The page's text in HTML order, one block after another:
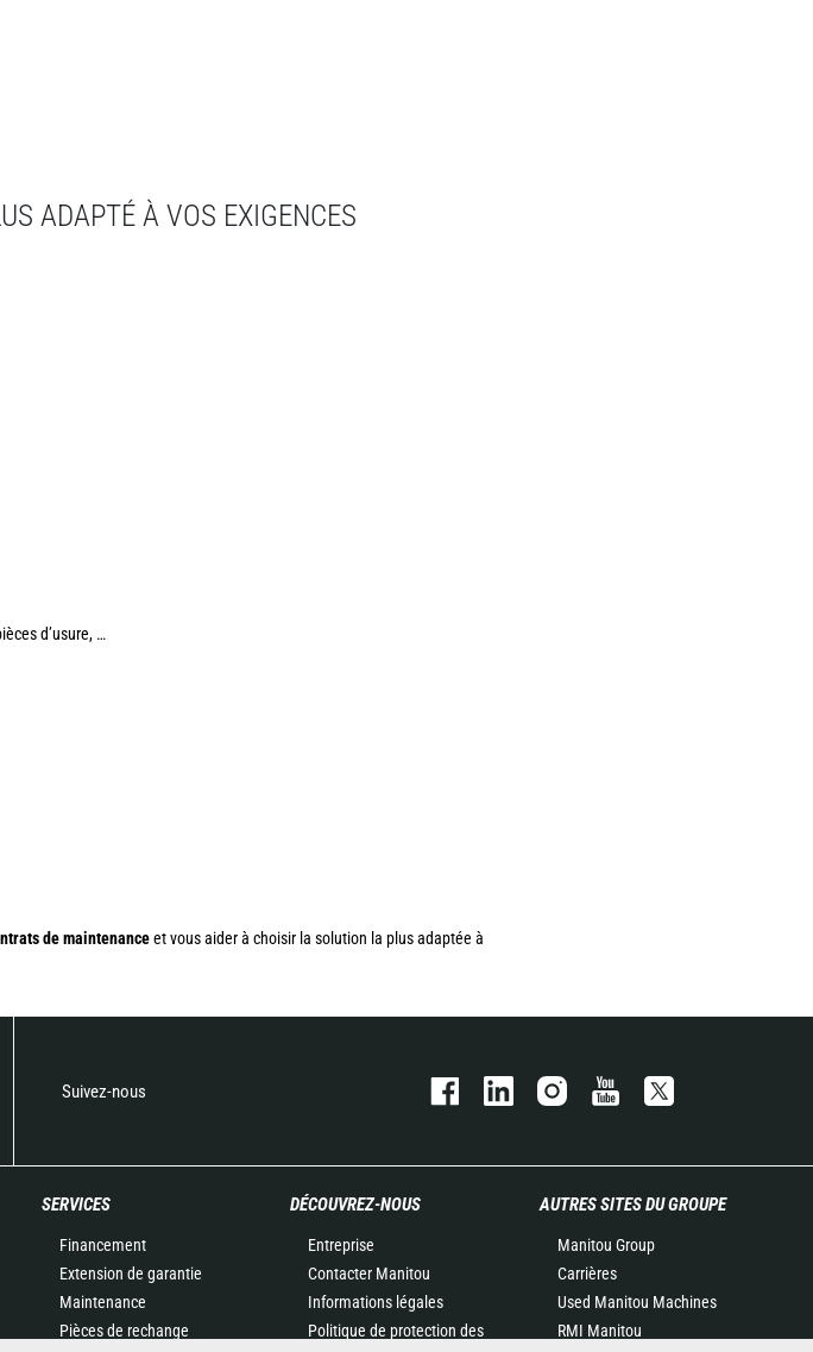
ADAPTÉ À VOS EXIGENCES
d’usure, …
de maintenanceet vous aider à choisir la solution la plus adaptée à
Suivez-nous
SERVICES
Financement
Extension de garantie
Maintenance
Pièces de rechange
DÉCOUVREZ-NOUS
Entreprise
Contacter Manitou
Informations légales
Politique de protection des
AUTRES SITES DU GROUPE
Manitou Group
Carrières
Used Manitou Machines
RMI Manitou